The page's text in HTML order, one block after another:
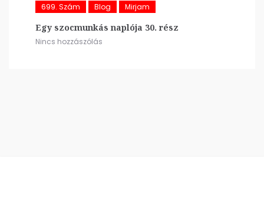
699. Szám Blog Mirjam
Egy szocmunkás naplója 30. rész
Nincs hozzászólás